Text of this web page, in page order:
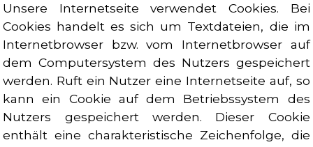
Unsere Internetseite verwendet Cookies. Bei
Cookies handelt es sich um Textdateien, die im
Internetbrowser bzw. vom Internetbrowser auf
dem Computersystem des Nutzers gespeichert
werden. Ruft ein Nutzer eine Internetseite auf, so
kann ein Cookie auf dem Betriebssystem des
Nutzers gespeichert werden. Dieser Cookie
enthält eine charakteristische Zeichenfolge, die